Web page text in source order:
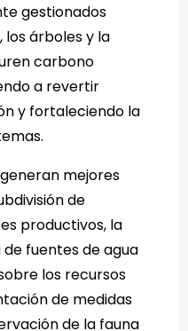
gestionados
los árboles y la
carbono
a revertir
y fortaleciendo la
mejores
de
productivos, la
fuentes de agua
los recursos
de medidas
de la fauna